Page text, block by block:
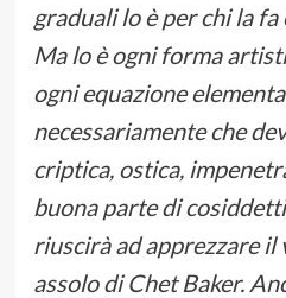
graduali lo è per chi la fa
Ma lo è ogni forma
ogni equazione
necessariamente che
criptica, ostica,
buona parte di
riuscirà ad apprezzare
assolo di Chet Baker.